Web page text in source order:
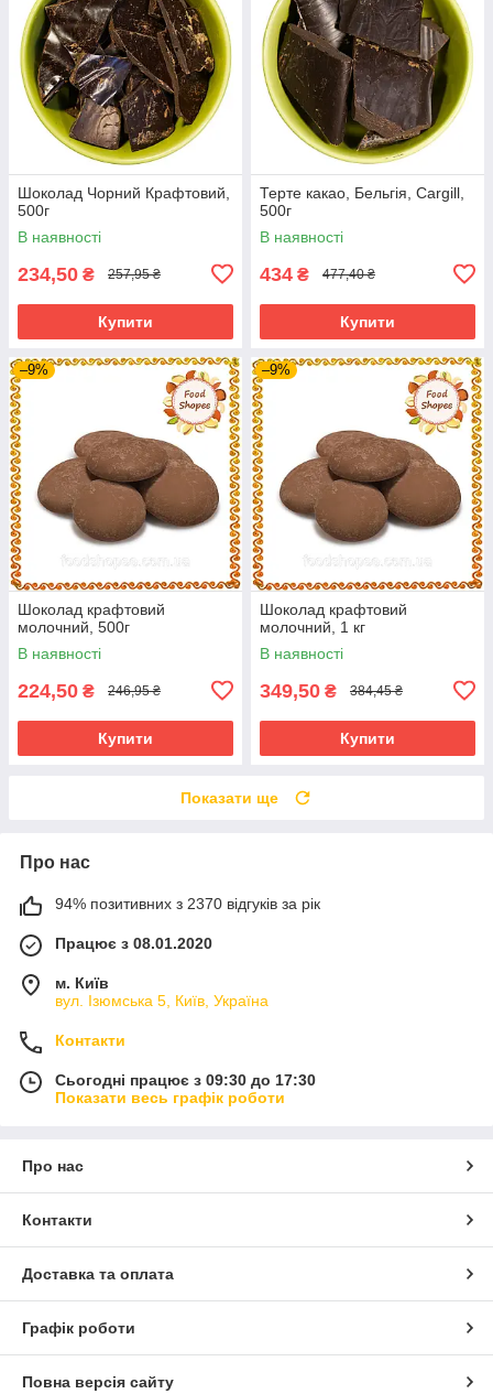
Шоколад Чорний Крафтовий,
500г
В наявності
234,50 ₴ 257,95 ₴
Купити
Терте какао, Бельгія, Cargill,
500г
В наявності
434 ₴ 477,40 ₴
Купити
–9%
Шоколад крафтовий
молочний, 500г
В наявності
224,50 ₴ 246,95 ₴
Купити
–9%
Шоколад крафтовий
молочний, 1 кг
В наявності
349,50 ₴ 384,45 ₴
Купити
Показати ще
Про нас
94% позитивних з 2370 відгуків за рік
Працює з 08.01.2020
м. Київ
вул. Ізюмська 5, Київ, Україна
Контакти
Сьогодні працює з 09:30 до 17:30
Показати весь графік роботи
Про нас
Контакти
Доставка та оплата
Графік роботи
Повна версія сайту